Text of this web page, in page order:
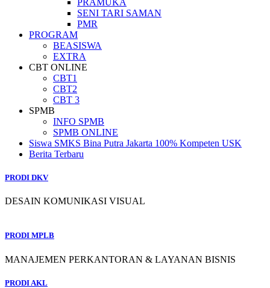
SENI TARI SAMAN
PMR
PROGRAM
BEASISWA
EXTRA
CBT ONLINE
CBT1
CBT2
CBT 3
SPMB
INFO SPMB
SPMB ONLINE
Siswa SMKS Bina Putra Jakarta 100% Kompeten USK
Berita Terbaru
PRODI DKV
DESAIN KOMUNIKASI VISUAL
PRODI MPLB
MANAJEMEN PERKANTORAN & LAYANAN BISNIS
PRODI AKL